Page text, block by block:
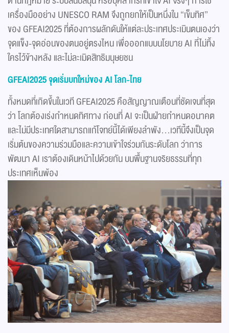
เครื่องมืออย่าง UNESCO RAM จึงถูกยกให้เป็นหนึ่งใน “เข็มทิศ”
ของ GFEAI2025 ที่ต้องการผลักดันให้แต่ละประเทศประเมินตนเองว่า
จุดแข็ง-จุดอ่อนของตนอยู่ตรงไหน เพื่อออกแบบนโยบาย AI ที่ไม่ทิ้ง
ใครไว้ข้างหลัง และไม่ละเมิดสิทธิมนุษยชน
GFEAI2025 จุดเริ่มบทใหม่ของAIโลก-ไทย
ทั้งหมดที่เกิดขึ้นในเวที GFEAI2025 คือสัญญาณเตือนที่ชัดเจนที่สุด
ว่า โลกต้องเร่งกำหนดทิศทาง ก่อนที่ AI จะเป็นฝ่ายกำหนดอนาคต
และไม่มีประเทศใดสามารถแก้โจทย์นี้ได้เพียงลำพัง...เวทีนี้จึงเป็นจุด
เริ่มต้นของความร่วมมือและความเข้าใจร่วมกันระดับโลก ว่าการ
พัฒนา AI เราต้องเดินหน้าไปด้วยกัน บนพื้นฐานจริยธรรมที่ทุก
ประเทศเห็นพ้อง